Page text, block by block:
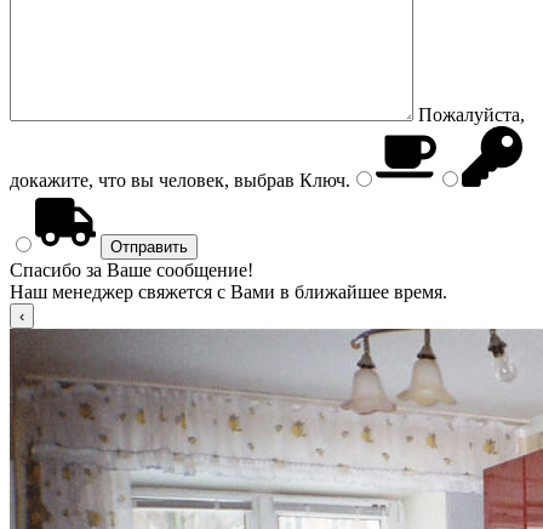
Пожалуйста,
докажите, что вы человек, выбрав Ключ.
Спасибо за Ваше сообщение!
Наш менеджер свяжется с Вами в ближайшее время.